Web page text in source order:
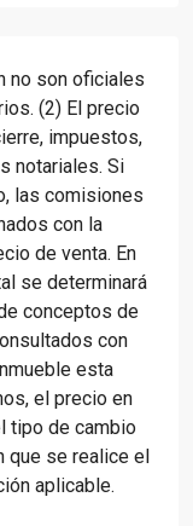
no son oficiales
(2) El precio
impuestos,
notariales. Si
las comisiones
con la
de venta. En
se determinará
conceptos de
con
esta
el precio en
tipo de cambio
que se realice el
aplicable.